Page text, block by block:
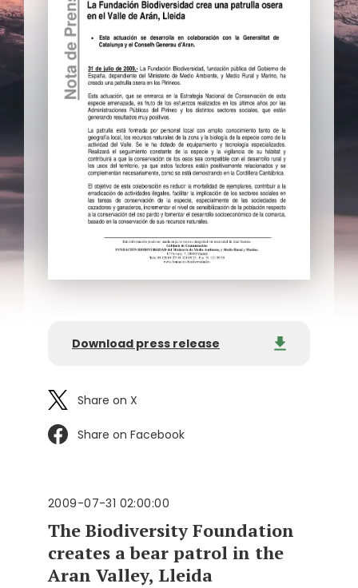
Download press release
Share on X
Share on Facebook
2009-07-31 02:00:00
The Biodiversity Foundation
creates a bear patrol in the
Aran Valley, Lleida